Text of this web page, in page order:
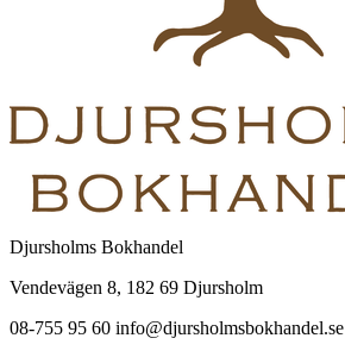
Djursholms Bokhandel
Vendevägen 8, 182 69 Djursholm
08-755 95 60 info@djursholmsbokhandel.se